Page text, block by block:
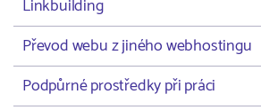
Linkbuilding
Převod webu z jiného webhostingu
Podpůrné prostředky při práci